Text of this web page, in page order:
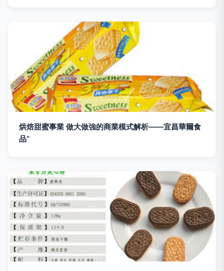
烘焙甜蜜事業 做大做強的商業模式解析——宜昌華爾食
品”